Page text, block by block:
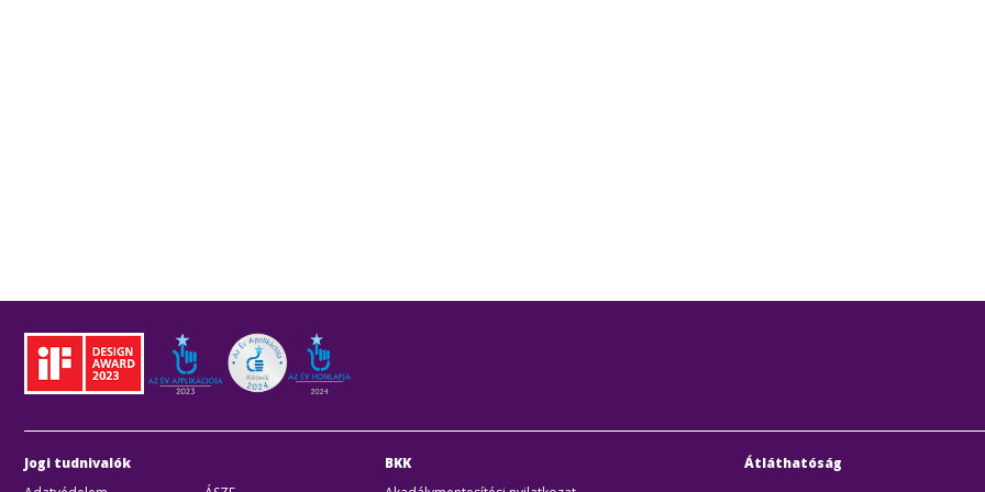
Jogi tudnivalók
BKK
Átláthatóság